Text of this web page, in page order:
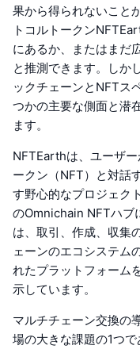
果から得られないこと
トコルトークン
にあるか、またはまだ
と推測できます。しか
ックチェーンとNFTス
つかの主要な側面と潜
ます。
NFTEarthは、ユーザ
ークン（NFT）と対話
す野心的なプロジェク
のOmnichain NFTハブ
は、取引、作成、収集
ェーンのエコシステム
れたプラットフォーム
示しています。
マルチチェーン交換の
場の大きな課題の1つ